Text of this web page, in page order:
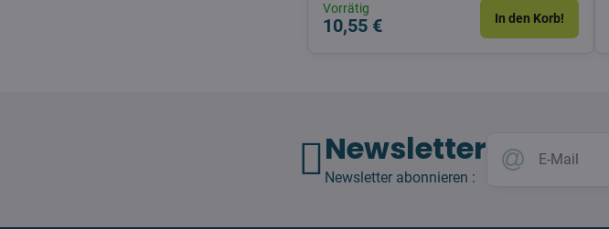
Vorrätig
10,55 € In den Korb!
Newsletter
Newsletter abonnieren :